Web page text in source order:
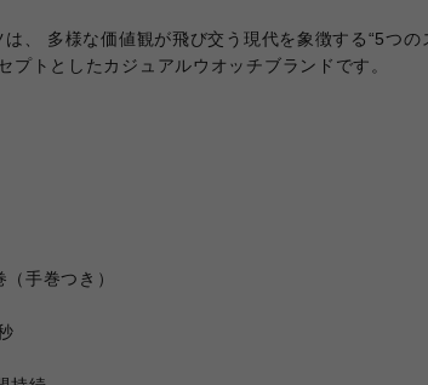
、 多様な価値観が飛び交う現代を象徴する“5つの
プトとしたカジュアルウオッチブランドです。
手巻つき）